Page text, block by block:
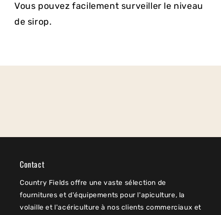
Vous pouvez facilement surveiller le niveau
de sirop.
Contact
Country Fields offre une vaste sélection de
fournitures et d'équipements pour l'apiculture, la
volaille et l'acériculture à nos clients commerciaux et